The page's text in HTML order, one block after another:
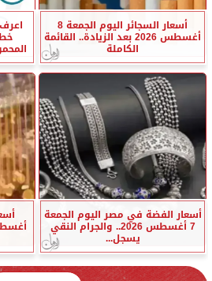
أسعار السجائر اليوم الجمعة 8
أغسطس 2026 بعد الزيادة.. القائمة
الكاملة
أسعار الفضة في مصر اليوم الجمعة
7 أغسطس 2026.. والجرام النقي
يسجل...